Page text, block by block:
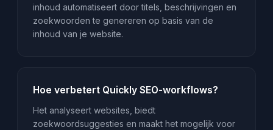
inhoud automatiseert door titels, beschrijvingen en
zoekwoorden te genereren op basis van de
inhoud van je website.
Hoe verbetert Quickly SEO-workflows?
Het analyseert websites, biedt
zoekwoordsuggesties en maakt het mogelijk voor